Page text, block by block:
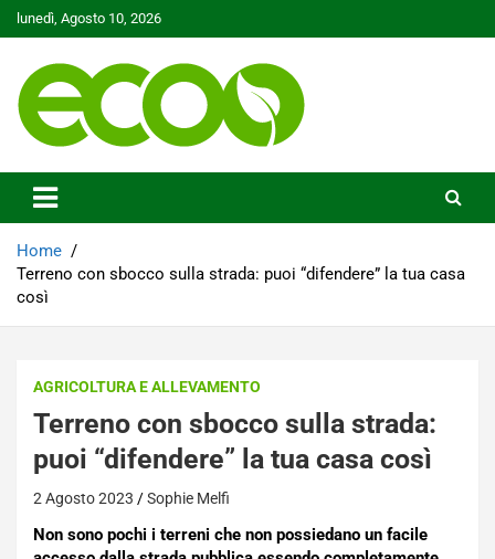
Skip
to
lunedì, Agosto 10, 2026
Ecoo.it
Home
Terreno con sbocco sulla strada: puoi “difendere” la tua casa
così
AGRICOLTURA E ALLEVAMENTO
Terreno con sbocco sulla strada:
puoi “difendere” la tua casa così
2 Agosto 2023 Sophie Melfi
Non sono pochi i terreni che non possiedano un facile